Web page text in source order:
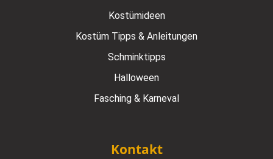
Kostümideen
Kostüm Tipps & Anleitungen
Schminktipps
Halloween
Fasching & Karneval
Kontakt